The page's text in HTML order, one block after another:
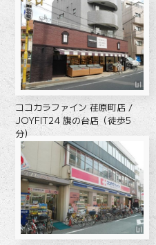
ココカラファイン 荏原町店 /
JOYFIT24 旗の台店（徒歩5
分）